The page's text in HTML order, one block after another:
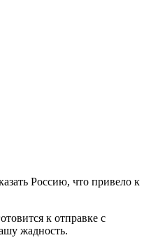
Россию, что привело к
к отправке с
жадность.